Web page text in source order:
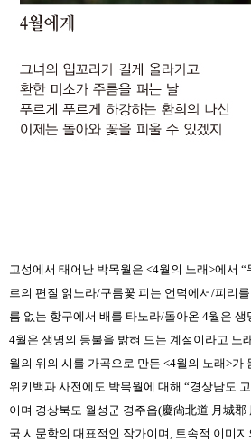
고성에서 태어난 박목월은 <4월의 노래>에서
르의 편질 읽노라/구름꽃 피는 언덕에서/피리
름 없는 항구에서 배를 타노라/돌아온 4월은
4월은 생명의 등불을 밝혀 드는 계절이라고 노
월의 위의 시를 가곡으로 만든 <4월의 노래>가
위키백과 사전에도 박목월에 대해 “경상남도
이며 경상북도 월성군 경주읍(慶尙北道 月城
국 시문학의 대표적인 작가이며, 토속적 이미